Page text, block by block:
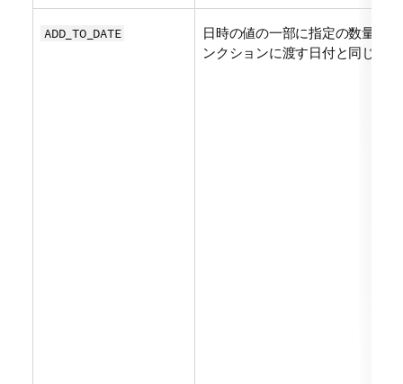
ADD_TO_DATE
日時の値の一部に指定の数量を
ンクションに渡す日付と同じ形